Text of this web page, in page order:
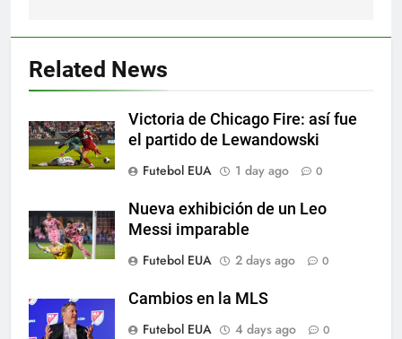
Related News
Victoria de Chicago Fire: así fue
el partido de Lewandowski
Futebol EUA
1 day ago 0
Nueva exhibición de un Leo
Messi imparable
Futebol EUA
2 days ago 0
Cambios en la MLS
Futebol EUA
4 days ago 0
Histórico: a MLS baixa as
6
é conhecida
SPORTS
7
Exibição: duas assistências de
Leo Messi e hat-trick de Luis
SPORTS